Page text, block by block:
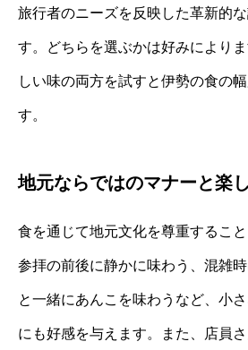
旅行者のニーズを反映した革新的
す。どちらを選ぶかは好みにより
しい味の両方を試すと伊勢の食の
す。
地元ならではのマナーと楽
食を通じて地元文化を尊重すること
参拝の前後に静かに味わう、混雑
と一緒にあんこを味わうなど、小
にも好感を与えます。また、店員